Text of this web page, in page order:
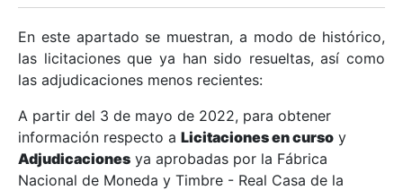
Mostrar/Ocultar
Mostrar/Ocultar
En este apartado se muestran, a modo de histórico,
las licitaciones que ya han sido resueltas, así como
las adjudicaciones menos recientes:
A partir del 3 de mayo de 2022, para obtener
información respecto a Licitaciones en curso y
Adjudicaciones ya aprobadas por la Fábrica
Nacional de Moneda y Timbre - Real Casa de la